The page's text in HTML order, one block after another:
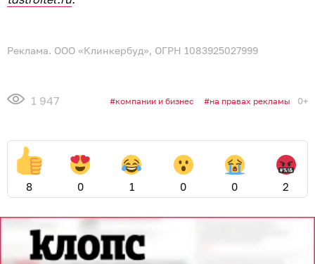
Реклама. ООО «Клинкербуд», ОГРН 1083925027999
1 947 компании и бизнес на правах рекламы 0+
8 0 1 0 0 2